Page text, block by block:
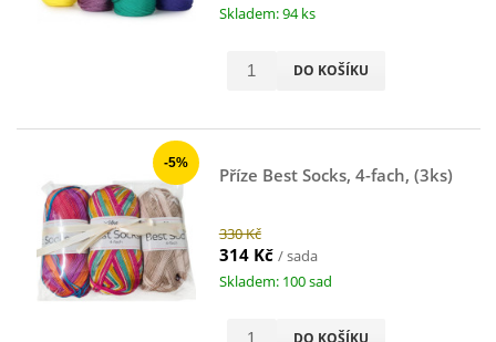
Skladem: 94 ks
DO KOŠÍKU
-5%
Příze Best Socks, 4-fach, (3ks)
330 Kč
314 Kč / sada
Skladem: 100 sad